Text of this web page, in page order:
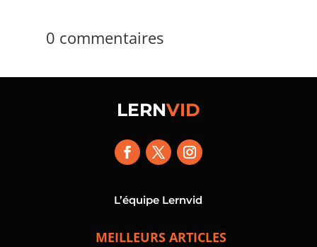
0 commentaires
LERNVID
L’équipe Lernvid
MEILLEURS ARTICLES